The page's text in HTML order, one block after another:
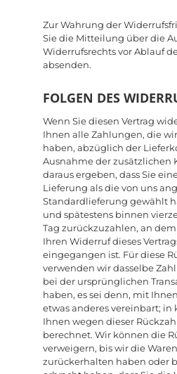
Zur Wahrung der
Sie die Mitteilung über die
Widerrufsrechts vor Ablauf
absenden.
FOLGEN DES
Wenn Sie diesen Vertrag
Ihnen alle Zahlungen, die
haben, abzüglich der
Ausnahme der zusätzlichen
daraus ergeben, dass Sie
Lieferung als die von uns
Standardlieferung gewählt
und spätestens binnen
Tag zurückzuzahlen, an
Ihren Widerruf dieses
eingegangen ist. Für diese
verwenden wir dasselbe
bei der ursprünglichen
haben, es sei denn, mit
etwas anderes vereinbart; in
Ihnen wegen dieser
berechnet. Wir können die
verweigern, bis wir die
zurückerhalten haben oder